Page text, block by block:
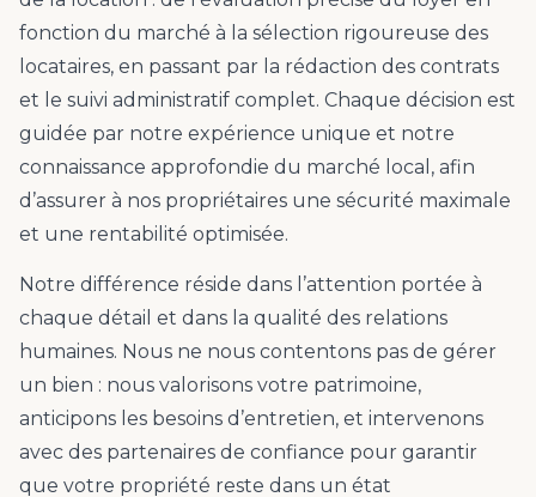
fonction du marché à la sélection rigoureuse des
locataires, en passant par la rédaction des contrats
et le suivi administratif complet. Chaque décision est
guidée par notre expérience unique et notre
connaissance approfondie du marché local, afin
d’assurer à nos propriétaires une sécurité maximale
et une rentabilité optimisée.
Notre différence réside dans l’attention portée à
chaque détail et dans la qualité des relations
humaines. Nous ne nous contentons pas de gérer
un bien : nous valorisons votre patrimoine,
anticipons les besoins d’entretien, et intervenons
avec des partenaires de confiance pour garantir
que votre propriété reste dans un état